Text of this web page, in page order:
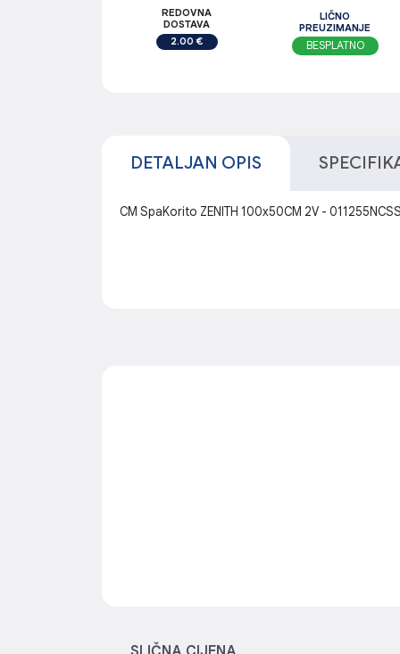
REDOVNA
DOSTAVA
2.00 €
LIČNO
PREUZIMANJE
BESPLATNO
DETALJAN OPIS
CM SpaKorito ZENITH 100x50CM 2V -